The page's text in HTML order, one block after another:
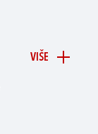
VIŠE